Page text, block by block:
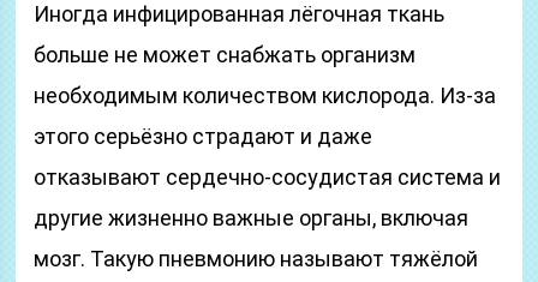
Иногда инфицированная лёгочная ткань
больше не может снабжать организм
необходимым количеством кислорода. Из‑за
этого серьёзно страдают и даже
отказывают сердечно‑сосудистая система и
другие жизненно важные органы, включая
мозг. Такую пневмонию называют тяжёлой